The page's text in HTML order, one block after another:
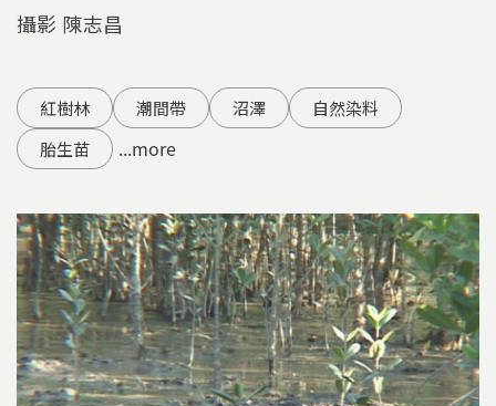
攝影 陳志昌
紅樹林 潮間帶 沼澤
自然染料
胎生苗
...more